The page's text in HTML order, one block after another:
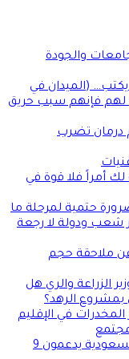
والجودة
(الميدان في
لهم فإنهم سبب حريق
درمان تضرب
لك أمراً فلا قوة في
حتمية لمرحلة ما
شعب ودولة لا رجعة
ملاحقة حجم
الزراعة والري هل
بمشروع الرهد؟
في الإقليم
ابناء الحصاحيصا بالمملكة العربية السعودية يدعمون 9